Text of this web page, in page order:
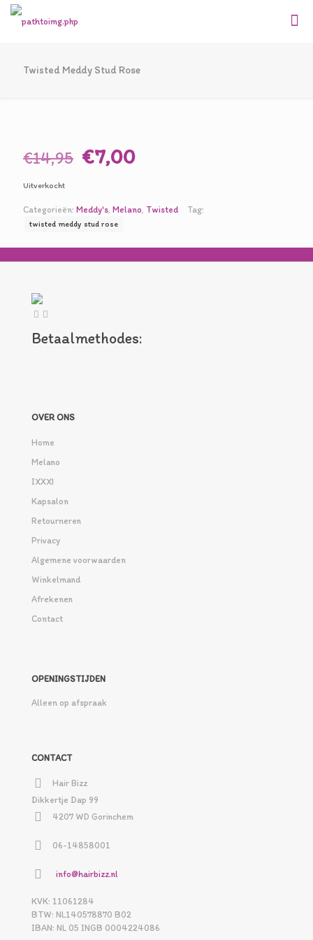
Twisted Meddy Stud Rose
€14,95 Oorspronkelijke
€14,95.
€7,00Huidige
€7,00.
Uitverkocht
Categorieën: Meddy's, Melano, Twisted Tag:
twisted meddy stud rose
Betaalmethodes:
OVER ONS
Home
Melano
IXXXI
Kapsalon
Retourneren
Privacy
Algemene voorwaarden
Winkelmand
Afrekenen
Contact
OPENINGSTIJDEN
Alleen op afspraak
CONTACT
Hair Bizz
Dikkertje Dap 99
4207 WD Gorinchem
06-14858001
info@hairbizz.nl
KVK: 11061284
BTW: NL140578870 B02
IBAN: NL 05 INGB 0004224086